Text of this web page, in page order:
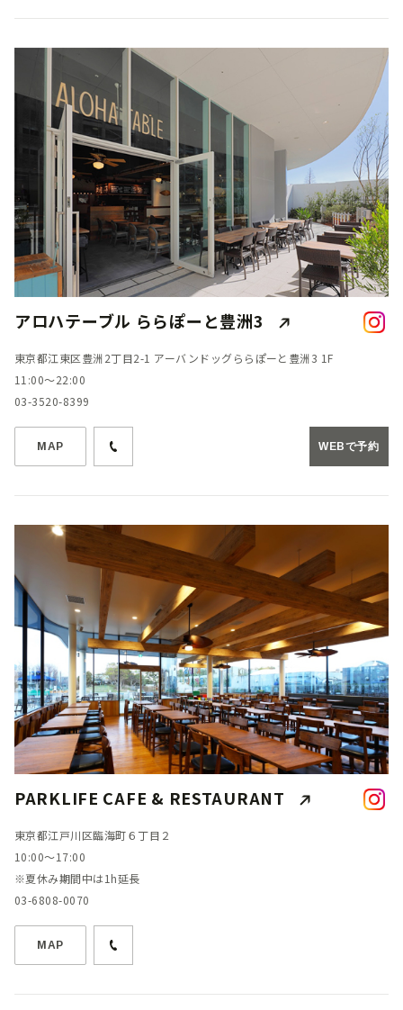
アロハテーブル ららぽーと豊洲3
東京都江東区豊洲2丁目2-1 アーバンドッグららぽーと豊洲3 1F
11:00～22:00
03-3520-8399
MAP WEBで予約
PARKLIFE CAFE & RESTAURANT
東京都江戸川区臨海町６丁目２
10:00～17:00
※夏休み期間中は1h延長
03-6808-0070
MAP